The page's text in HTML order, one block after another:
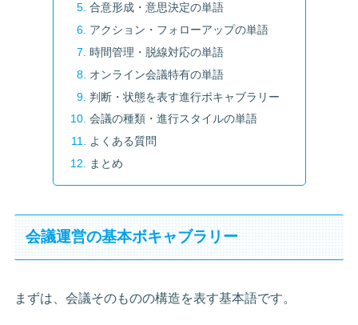
合意形成・意思決定の単語
アクション・フォローアップの単語
時間管理・脱線対応の単語
オンライン会議特有の単語
判断・状態を表す進行ボキャブラリー
会議の種類・進行スタイルの単語
よくある質問
まとめ
会議運営の基本ボキャブラリー
まずは、会議そのものの構造を表す基本語です。